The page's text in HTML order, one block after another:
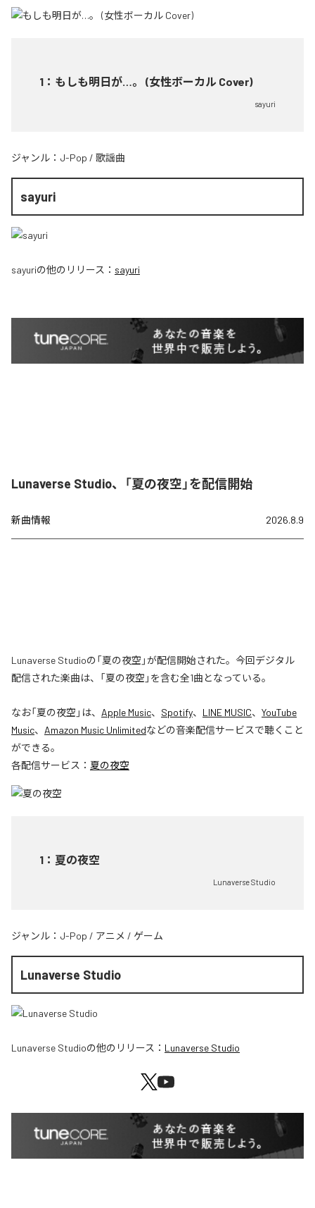
1 ： もしも明日が…。 (女性ボーカル Cover)
sayuri
ジャンル： J-Pop / 歌謡曲
sayuri
sayuriの他のリリース： sayuri
Lunaverse Studio、「夏の夜空」を配信開始
新曲情報 2026.8.9
Lunaverse Studioの「夏の夜空」が配信開始された。今回デジタル
配信された楽曲は、「夏の夜空」を含む全1曲となっている。
なお「夏の夜空 」は、 Apple Music、 Spotify、 LINE MUSIC、 YouTube
Music、 Amazon Music Unlimitedなどの音楽配信サービスで聴くこと
ができる。
各配信サービス： 夏の夜空
1 ： 夏の夜空
Lunaverse Studio
ジャンル： J-Pop / アニメ / ゲーム
Lunaverse Studio
Lunaverse Studioの他のリリース： Lunaverse Studio